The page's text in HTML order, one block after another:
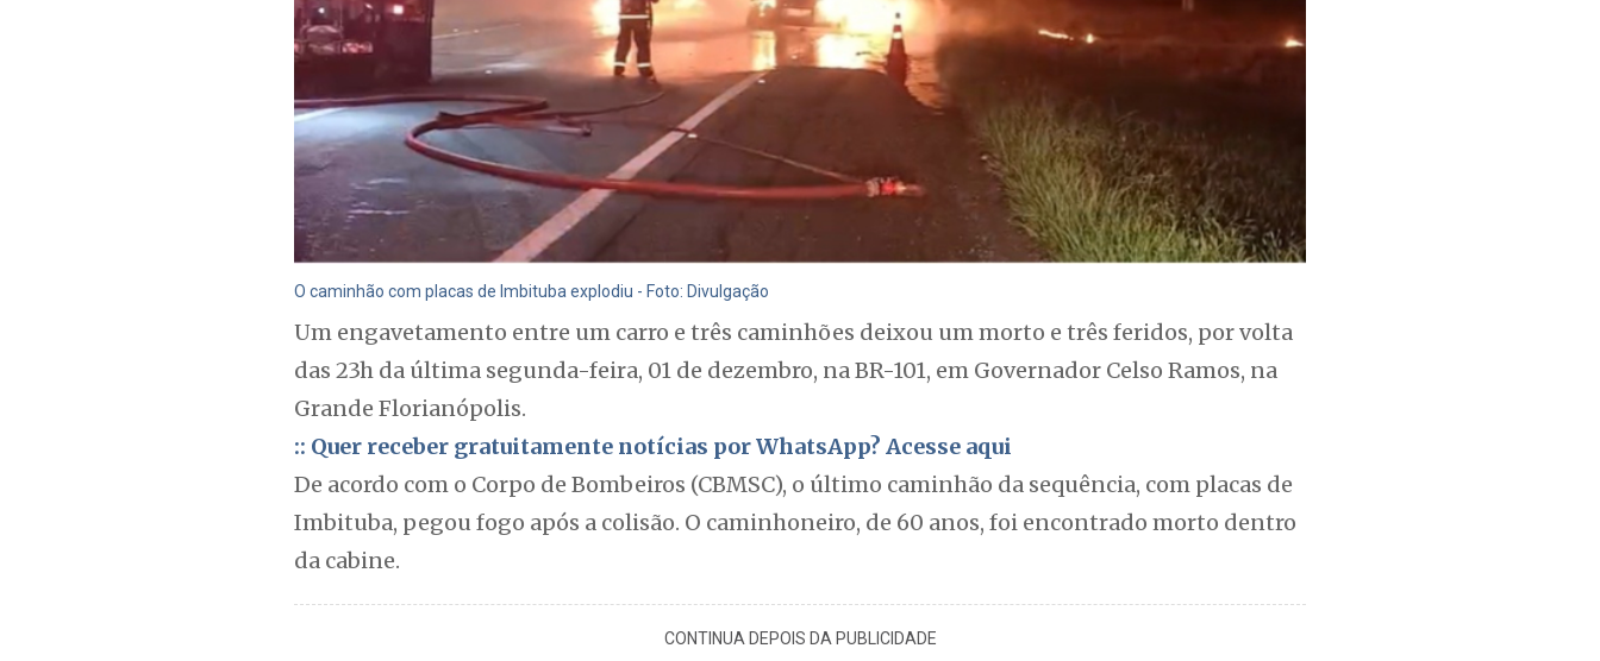
O caminhão com placas de Imbituba explodiu - Foto: Divulgação
Um engavetamento entre um carro e três caminhões deixou um morto e três feridos, por volta
das 23h da última segunda-feira, 01 de dezembro, na BR-101, em Governador Celso Ramos, na
Grande Florianópolis.
:: Quer receber gratuitamente notícias por WhatsApp? Acesse aqui
De acordo com o Corpo de Bombeiros (CBMSC), o último caminhão da sequência, com placas de
Imbituba, pegou fogo após a colisão. O caminhoneiro, de 60 anos, foi encontrado morto dentro
da cabine.
CONTINUA DEPOIS DA PUBLICIDADE